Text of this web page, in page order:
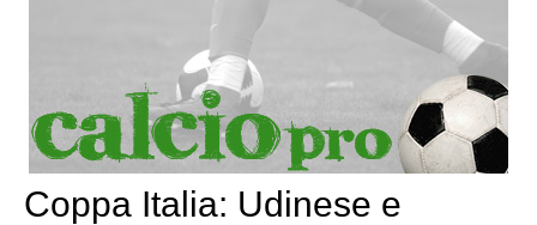
Coppa Italia: Udinese e